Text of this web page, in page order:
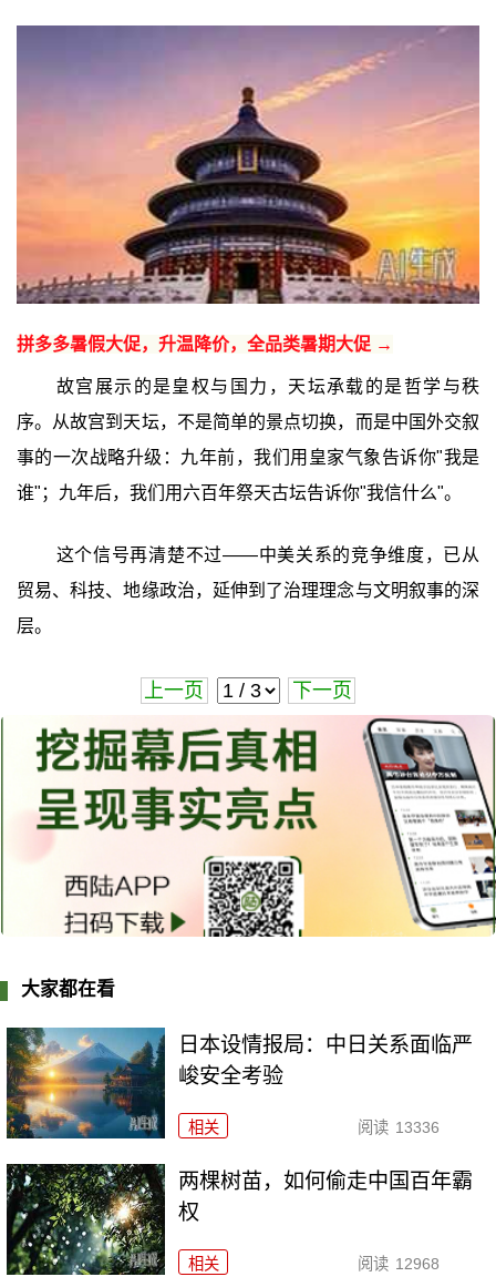
拼多多暑假大促，升温降价，全品类暑期大促 →
故宫展示的是皇权与国力，天坛承载的是哲学与秩
序。从故宫到天坛，不是简单的景点切换，而是中国外交叙
事的一次战略升级：九年前，我们用皇家气象告诉你"我是
谁"；九年后，我们用六百年祭天古坛告诉你"我信什么"。
这个信号再清楚不过——中美关系的竞争维度，已从
贸易、科技、地缘政治，延伸到了治理理念与文明叙事的深
层。
上一页 下一页
大家都在看
日本设情报局：中日关系面临严
峻安全考验
相关 阅读 13336
两棵树苗，如何偷走中国百年霸
权
相关 阅读 12968